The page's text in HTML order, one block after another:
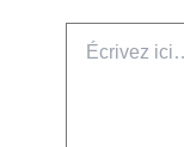
ici…